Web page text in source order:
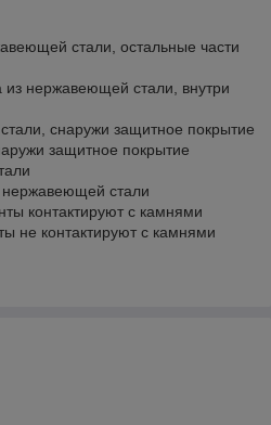
стали, остальные части
из нержавеющей стали, внутри
снаружи защитное покрытие
защитное покрытие
нержавеющей стали
контактируют с камнями
не контактируют с камнями